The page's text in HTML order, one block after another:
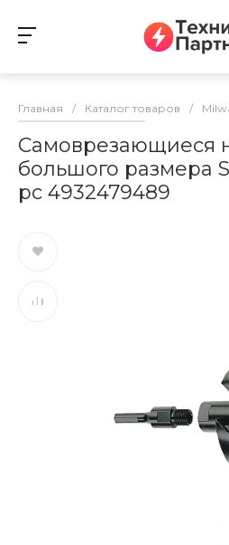
Главная / Каталог товаров /
Самоврезающиеся
большого размера
pc 4932479489